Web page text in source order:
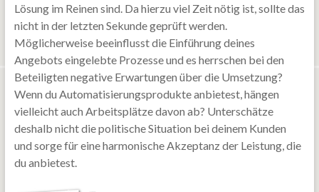
Lösung im Reinen sind. Da hierzu viel Zeit nötig ist, sollte das
nicht in der letzten Sekunde geprüft werden.
Möglicherweise beeinflusst die Einführung deines
Angebots eingelebte Prozesse und es herrschen bei den
Beteiligten negative Erwartungen über die Umsetzung?
Wenn du Automatisierungsprodukte anbietest, hängen
vielleicht auch Arbeitsplätze davon ab? Unterschätze
deshalb nicht die politische Situation bei deinem Kunden
und sorge für eine harmonische Akzeptanz der Leistung, die
du anbietest.